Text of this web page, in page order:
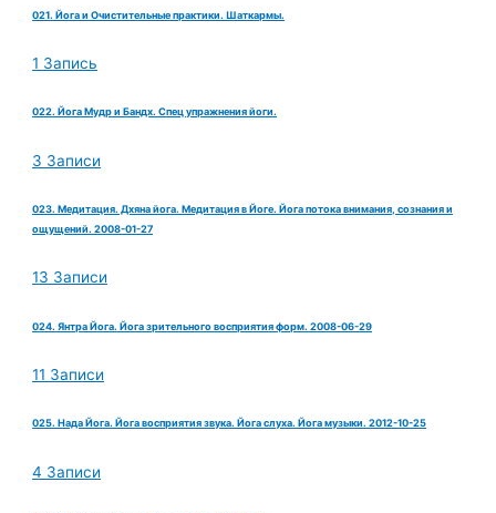
021. Йога и Очистительные практики. Шаткармы.
1 Запись
022. Йога Мудр и Бандх. Спец упражнения йоги.
3 Записи
023. Медитация. Дхяна йога. Медитация в Йоге. Йога потока внимания, сознания и
ощущений. 2008-01-27
13 Записи
024. Янтра Йога. Йога зрительного восприятия форм. 2008-06-29
11 Записи
025. Нада Йога. Йога восприятия звука. Йога слуха. Йога музыки. 2012-10-25
4 Записи